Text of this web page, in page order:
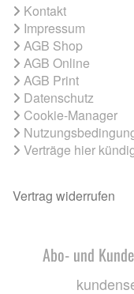
Kontakt
Impressum
AGB Shop
AGB Online
AGB Print
Datenschutz
Cookie-Manager
Verträge hier
Vertrag widerrufen
Abo- und